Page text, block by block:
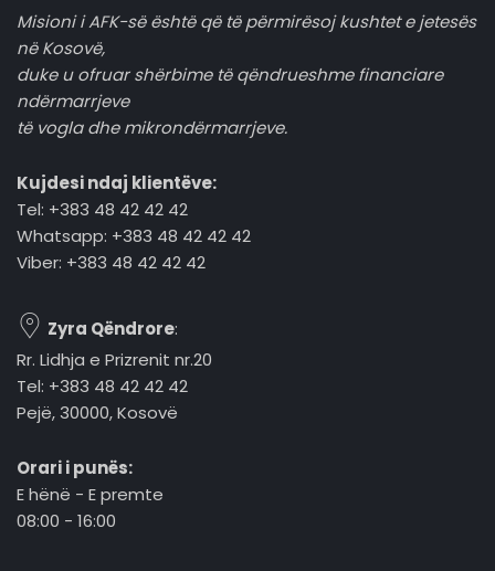
Misioni i AFK-së është që të përmirësoj kushtet e jetesës
në Kosovë,
duke u ofruar shërbime të qëndrueshme financiare
ndërmarrjeve
të vogla dhe mikrondërmarrjeve.
Kujdesi ndaj klientëve:
Tel: +383 48 42 42 42
Whatsapp: +383 48 42 42 42
Viber: +383 48 42 42 42
Zyra Qëndrore:
Rr. Lidhja e Prizrenit nr.20
Tel: +383 48 42 42 42
Pejë, 30000, Kosovë
Orari i punës:
E hënë - E premte
08:00 - 16:00